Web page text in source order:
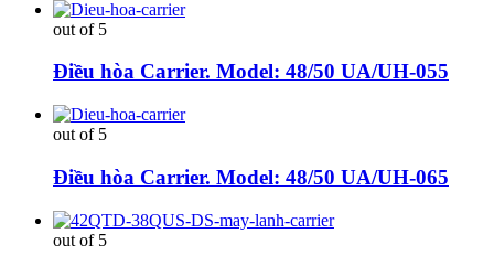
out of 5
Điều hòa Carrier. Model: 48/50 UA/UH-055
out of 5
Điều hòa Carrier. Model: 48/50 UA/UH-065
out of 5